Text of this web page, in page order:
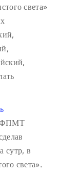
света»
ФПМТ
сутр, в
света».